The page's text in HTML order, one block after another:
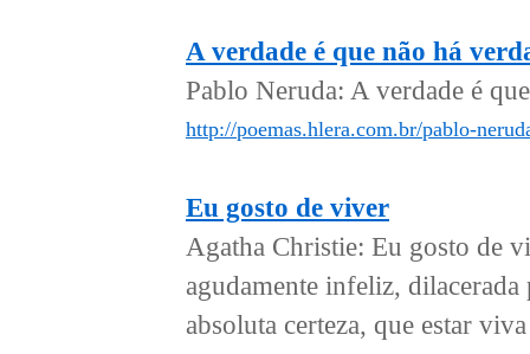
A verdade é que não há
Pablo Neruda: A verdade é
http://poemas.hlera.com.br/pablo-
Eu gosto de viver
Agatha Christie: Eu gosto de
agudamente infeliz,
absoluta certeza, que estar